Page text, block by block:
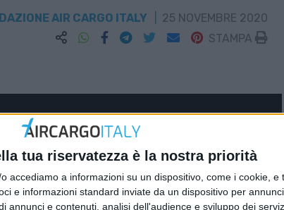
tua riservatezza è la nostra priorità
accediamo a informazioni su un dispositivo, come i cookie, e
e informazioni standard inviate da un dispositivo per
annunci e contenuti, analisi dell'audience e sviluppo dei
AIR CARGO ITALY
25 NOVEMBRE 2020
STAMPA